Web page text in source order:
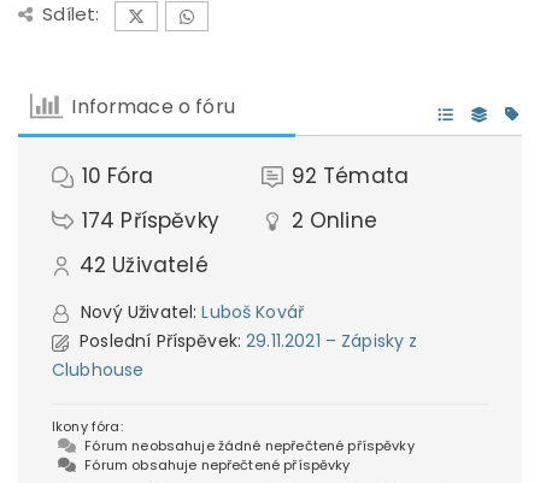
Sdílet:
Informace o fóru
10 Fóra 92 Témata
174 Příspěvky 2 Online
42 Uživatelé
Nový Uživatel:Luboš Kovář
Poslední Příspěvek:29.11.2021 – Zápisky z
Clubhouse
Ikony fóra:
Fórum neobsahuje žádné nepřečtené příspěvky
Fórum obsahuje nepřečtené příspěvky